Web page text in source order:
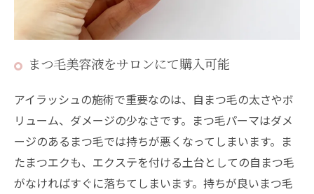
まつ毛美容液をサロンにて購入可能
アイラッシュの施術で重要なのは、自まつ毛の太さやボ
リューム、ダメージの少なさです。まつ毛パーマはダメ
ージのあるまつ毛では持ちが悪くなってしまいます。ま
たまつエクも、エクステを付ける土台としての自まつ毛
がなければすぐに落ちてしまいます。持ちが良いまつ毛